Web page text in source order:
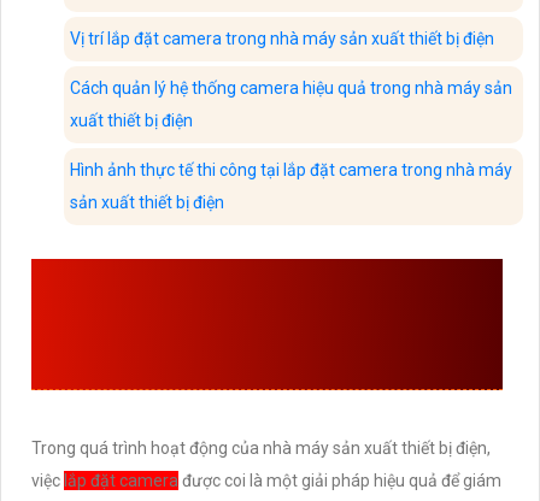
Vị trí lắp đặt camera trong nhà máy sản xuất thiết bị điện
Cách quản lý hệ thống camera hiệu quả trong nhà máy sản
xuất thiết bị điện
Hình ảnh thực tế thi công tại lắp đặt camera trong nhà máy
sản xuất thiết bị điện
Trong quá trình hoạt động của nhà máy sản xuất thiết bị điện,
việc lắp đặt camera được coi là một giải pháp hiệu quả để giám